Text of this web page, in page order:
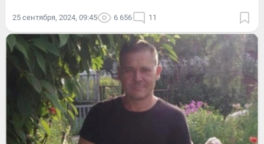
25 сентября, 2024, 09:45 6 656 11